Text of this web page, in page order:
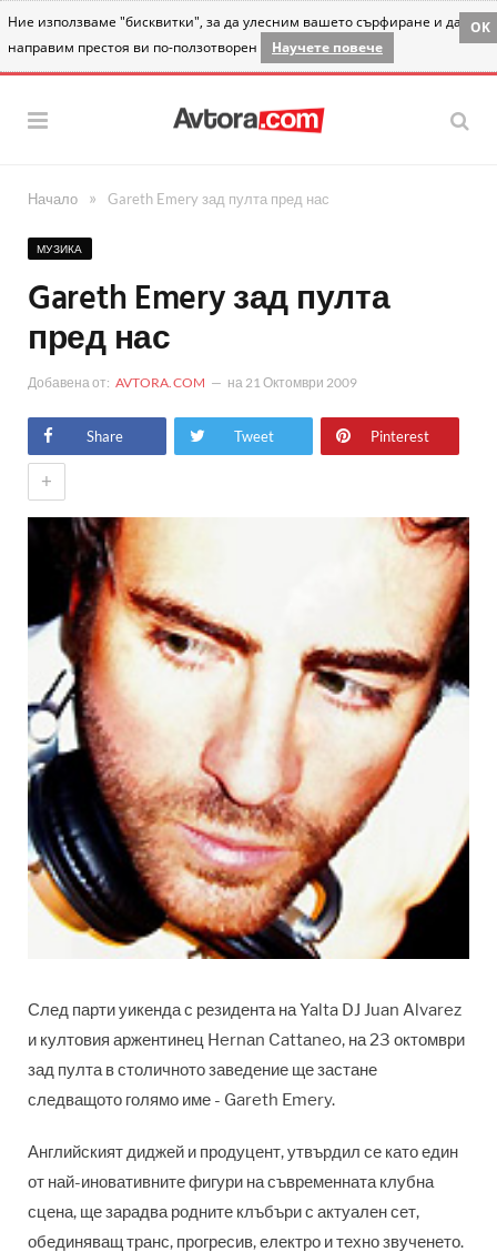
Ние използваме "бисквитки", за да улесним вашето сърфиране и да
направим престоя ви по-ползотворен
Научете повече
OK
Начало » Gareth Emery зад пулта пред нас
МУЗИКА
Gareth Emery зад пулта
пред нас
Добавена от: AVTORA.COM на 21 Октомври 2009
Share Tweet Pinterest
+
След парти уикенда с резидента на Yalta DJ Juan Alvarez
и култовия аржентинец Hernаn Cattаneo, на 23 октомври
зад пулта в столичното заведение ще застане
следващото голямо име - Gareth Emery.
Английският диджей и продуцент, утвърдил се като един
от най-иновативните фигури на съвременната клубна
сцена, ще зарадва родните клъбъри с актуален сет,
обединяващ транс, прогресив, електро и техно звученето.